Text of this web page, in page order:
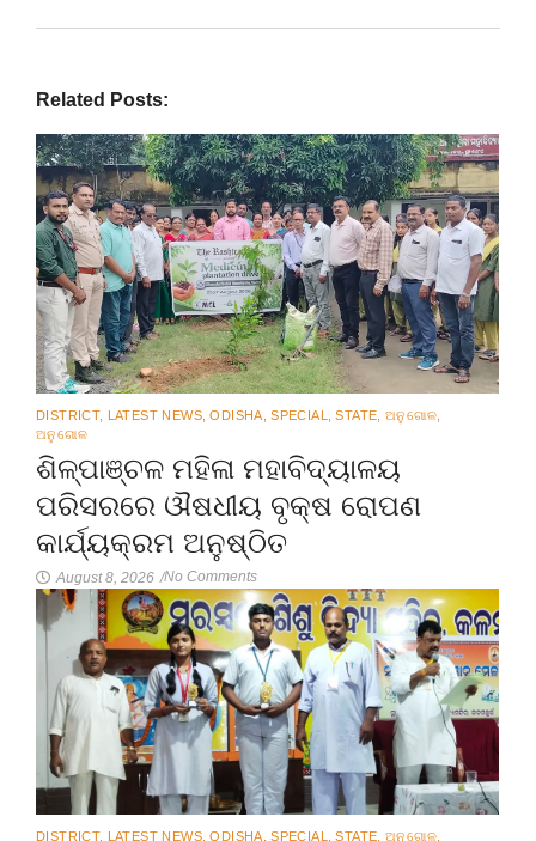
Related Posts:
DISTRICT, LATEST NEWS, ODISHA, SPECIAL, STATE, ଅନୁଗୋଳ,
ଅନୁଗୋଳ
ଶିଳ୍ପାଞ୍ଚଳ ମହିଳା ମହାବିଦ୍ୟାଳୟ
ପରିସରରେ ଔଷଧୀୟ ବୃକ୍ଷ ରୋପଣ
କାର୍ଯ୍ୟକ୍ରମ ଅନୁଷ୍ଠିତ
August 8, 2026 /No Comments
DISTRICT, LATEST NEWS ODISHA SPECIAL STATE ଅନୁଗୋଳ